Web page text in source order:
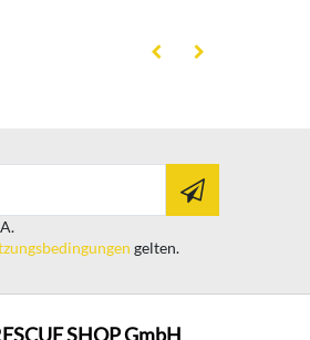
gelten.
SHOP GmbH